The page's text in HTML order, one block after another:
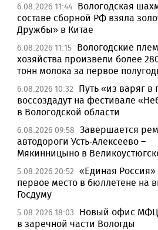
6.08.2026 11:44 Вологодская
составе сборной РФ взяла
Дружбы» в Китае
6.08.2026 11:15 Вологодские
хозяйства произвели более
тонн молока за первое
6.08.2026 10:32
Путь «из варяг в
воссоздадут на фестивале
в Вологодской области
6.08.2026 09:58 Завершается
автодороги Усть-Алексеево –
Мякинницыно в
5.08.2026 20:52 «Единая Россия»
первое место в бюллетене на
Госдуму
5.08.2026 18:03
Новый офис МФЦ
в заречной части Вологды